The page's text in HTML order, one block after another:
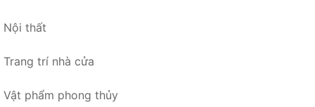
Nội thất
Trang trí nhà cửa
Vật phẩm phong thủy